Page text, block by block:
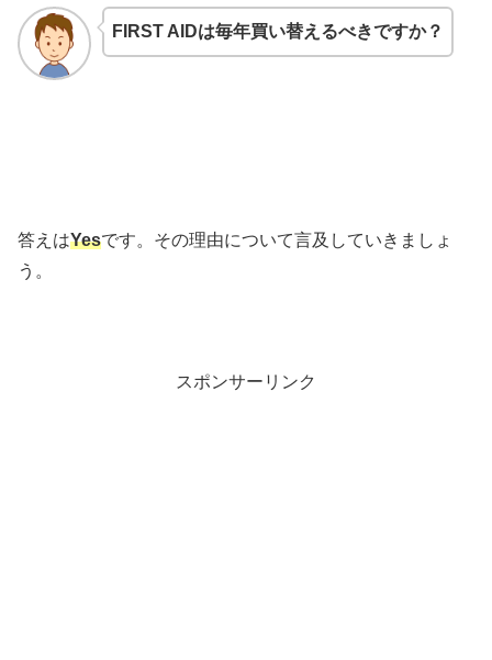
FIRST AIDは毎年買い替えるべきですか？
答えはYesです。その理由について言及していきましょ
う。
スポンサーリンク